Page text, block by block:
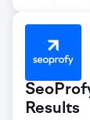
Results